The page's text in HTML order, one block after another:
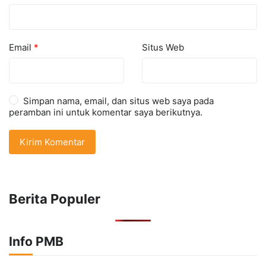
Email * Situs Web
Simpan nama, email, dan situs web saya pada
peramban ini untuk komentar saya berikutnya.
Berita Populer
Info PMB